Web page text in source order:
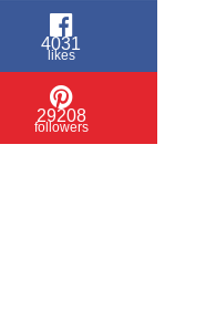
4031
likes
29208
followers